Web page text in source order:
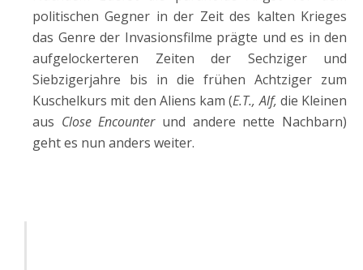
politischen Gegner in der Zeit des kalten Krieges
das Genre der Invasionsfilme prägte und es in den
aufgelockerteren Zeiten der Sechziger und
Siebzigerjahre bis in die frühen Achtziger zum
Kuschelkurs mit den Aliens kam (E.T., Alf, die Kleinen
aus Close Encounter und andere nette Nachbarn)
geht es nun anders weiter.